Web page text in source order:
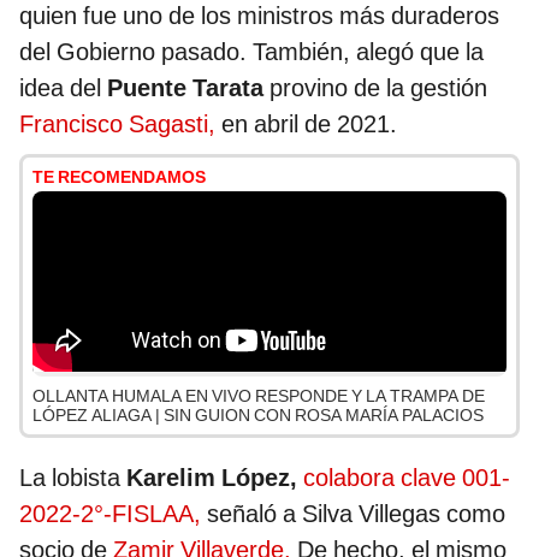
quien fue uno de los ministros más duraderos
del Gobierno pasado. También, alegó que la
idea del Puente Tarataprovino de la gestión
Francisco Sagasti, en abril de 2021.
TE RECOMENDAMOS
OLLANTA HUMALA EN VIVO RESPONDE Y LA TRAMPA DE
LÓPEZ ALIAGA | SIN GUION CON ROSA MARÍA PALACIOS
La lobista Karelim López, colabora clave 001-
2022-2°-FISLAA, señaló a Silva Villegas como
socio de Zamir Villaverde. De hecho, el mismo